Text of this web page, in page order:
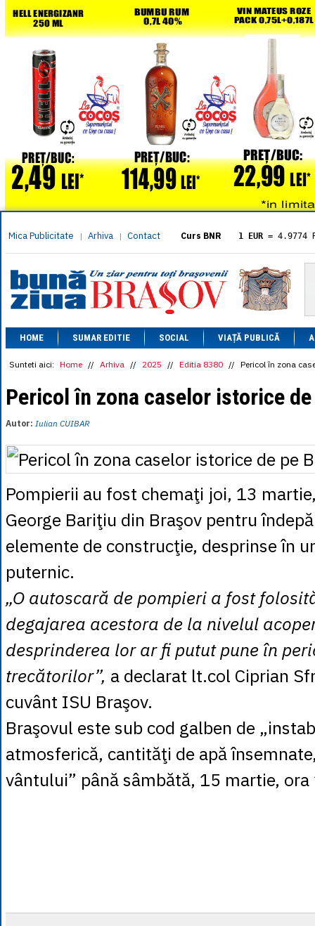
Mica Publicitate | Arhiva | Contact Curs BNR 1 EUR = 4.9774
= 5.8304
1 XAU= 464.4611
1 AED= 1.1933
1 AUD= 2.7957
1 BGN= 2.5449
1 CAD= 3.1559
1 CHF= 5.2813
1 CNY= 0.6015
1 DKK = 0.6668
1 EGP
= 0.0860
= 0.3047
1 MDL= 0.2538
1 MXN= 0.2227
1 NOK = 0.4191
1 NZD = 2.6097
1 PLN= 1.1646
1 RSD = 0.0425
1 RUB
= 0.0530
1 SEK= 0.4526
= 5.9383
1 ZAR = 0.2318
HOME SUMAR EDITIE SOCIAL VIAȚĂ PUBLICĂ
Sunteti aici: Home // Arhiva // 2025 // Editia 8380 // Pericol în zona
Pericol în zona caselor istorice
Autor: Iulian CUIBAR
Pompierii au fost chemaţi joi, 13
George Bariţiu din Braşov pentru
elemente de construcţie, desprinse în
puternic.
„O autoscară de pompieri a fost
degajarea acestora de la nivelul
desprinderea lor ar fi putut pune în
trecătorilor”, a declarat lt.col Ciprian
cuvânt ISU Braşov.
Braşovul este sub cod galben de
atmosferică, cantităţi de apă
vântului” până sâmbătă, 15 martie,